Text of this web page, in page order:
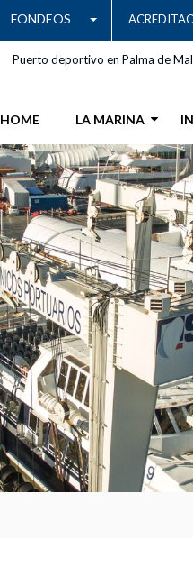
FONDEOS
Puerto deportivo en Palma de
HOME LA MARINA